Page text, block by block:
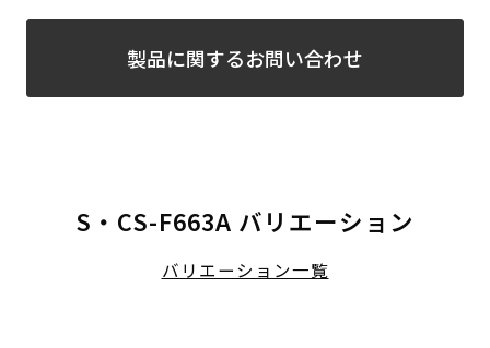
製品に関するお問い合わせ
S・CS-F663A バリエーション
バリエーション一覧